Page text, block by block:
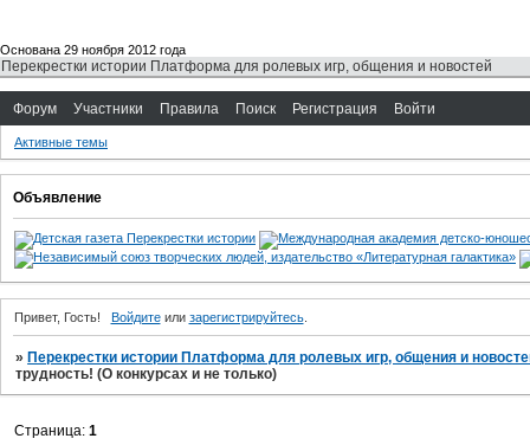
Основана 29 ноября 2012 года
Перекрестки истории Платформа для ролевых игр, общения и новостей
Форум Участники Правила Поиск Регистрация Войти
Активные темы
Объявление
Привет, Гость! Войдитеили зарегистрируйтесь.
» Перекрестки истории Платформа для ролевых игр, общения и
трудность! (О конкурсах и не только)
Страница:1